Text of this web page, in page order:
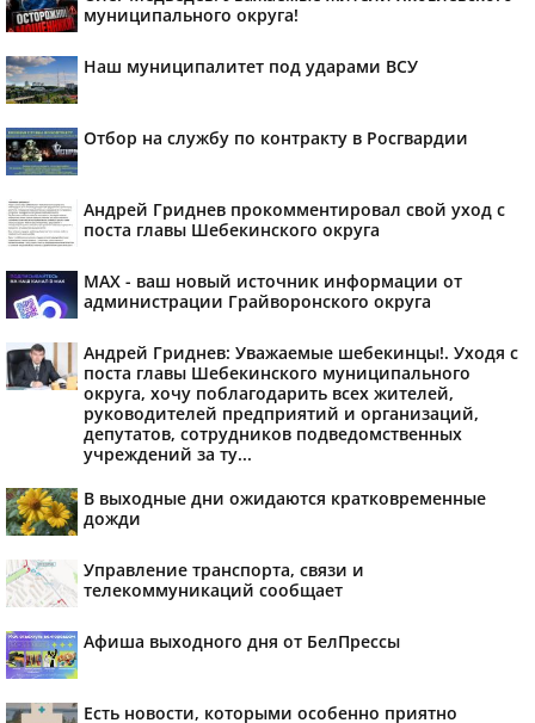
муниципального округа!
Наш муниципалитет под ударами ВСУ
Отбор на службу по контракту в Росгвардии
Андрей Гриднев прокомментировал свой уход с
поста главы Шебекинского округа
MAX - ваш новый источник информации от
администрации Грайворонского округа
Андрей Гриднев: Уважаемые шебекинцы!. Уходя с
поста главы Шебекинского муниципального
округа, хочу поблагодарить всех жителей,
руководителей предприятий и организаций,
депутатов, сотрудников подведомственных
учреждений за ту...
В выходные дни ожидаются кратковременные
дожди
Управление транспорта, связи и
телекоммуникаций сообщает
Афиша выходного дня от БелПрессы
Есть новости, которыми особенно приятно